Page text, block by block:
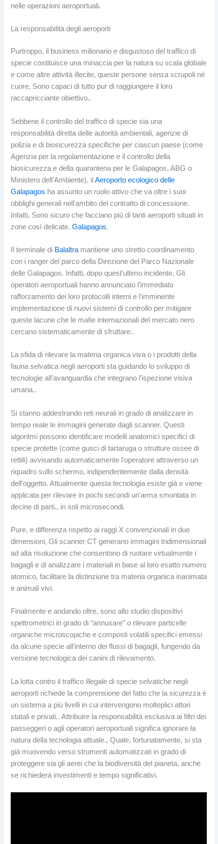
nelle operazioni aeroportuali.
La responsabilità degli aeroporti
Purtroppo, il business milionario e disgustoso del traffico di
specie costituisce una minaccia per la natura su scala globale
e come altre attività illecite, queste persone senza scrupoli né
cuore, Sono capaci di tutto pur di raggiungere il loro
raccapricciante obiettivo..
Sebbene il controllo del traffico di specie sia una
responsabilità diretta delle autorità ambientali, agenzie di
polizia e di biosicurezza specifiche per ciascun paese (come
Agenzia per la regolamentazione e il controllo della
biosicurezza e della quarantena per le Galapagos, ABG o
Ministero dell'Ambiente), ilAeroporto ecologico delle
Galapagos ha assunto un ruolo attivo che va oltre i suoi
obblighi generali nell'ambito del contratto di concessione.
Infatti, Sono sicuro che facciano più di tanti aeroporti situati in
zone così delicate.Galapagos.
Il terminale di Balaltra mantiene uno stretto coordinamento
con i ranger del parco della Direzione del Parco Nazionale
delle Galapagos. Infatti, dopo quest'ultimo incidente, Gli
operatori aeroportuali hanno annunciato l’immediato
rafforzamento dei loro protocolli interni e l’imminente
implementazione di nuovi sistemi di controllo per mitigare
queste lacune che le mafie internazionali del mercato nero
cercano sistematicamente di sfruttare..
La sfida di rilevare la materia organica viva o i prodotti della
fauna selvatica negli aeroporti sta guidando lo sviluppo di
tecnologie all’avanguardia che integrano l’ispezione visiva
umana..
Si stanno addestrando reti neurali in grado di analizzare in
tempo reale le immagini generate dagli scanner. Questi
algoritmi possono identificare modelli anatomici specifici di
specie protette (come gusci di tartaruga o strutture ossee di
rettili) avvisando automaticamente l'operatore attraverso un
riquadro sullo schermo, indipendentemente dalla densità
dell'oggetto. Attualmente questa tecnologia esiste già e viene
applicata per rilevare in pochi secondi un'arma smontata in
decine di parti., in soli microsecondi.
Pure, e differenza rispetto ai raggi X convenzionali in due
dimensioni, Gli scanner CT generano immagini tridimensionali
ad alta risoluzione che consentono di ruotare virtualmente i
bagagli e di analizzare i materiali in base al loro esatto numero
atomico, facilitare la distinzione tra materia organica inanimata
e animali vivi.
Finalmente e andando oltre, sono allo studio dispositivi
spettrometrici in grado di “annusare” o rilevare particelle
organiche microscopiche e composti volatili specifici emessi
da alcune specie all’interno dei flussi di bagagli, fungendo da
versione tecnologica dei canini di rilevamento.
La lotta contro il traffico illegale di specie selvatiche negli
aeroporti richiede la comprensione del fatto che la sicurezza è
un sistema a più livelli in cui intervengono molteplici attori
statali e privati.. Attribuire la responsabilità esclusiva ai filtri dei
passeggeri o agli operatori aeroportuali significa ignorare la
natura della tecnologia attuale., Quale, fortunatamente, si sta
già muovendo verso strumenti automatizzati in grado di
proteggere sia gli aerei che la biodiversità del pianeta, anche
se richiederà investimenti e tempo significativi.